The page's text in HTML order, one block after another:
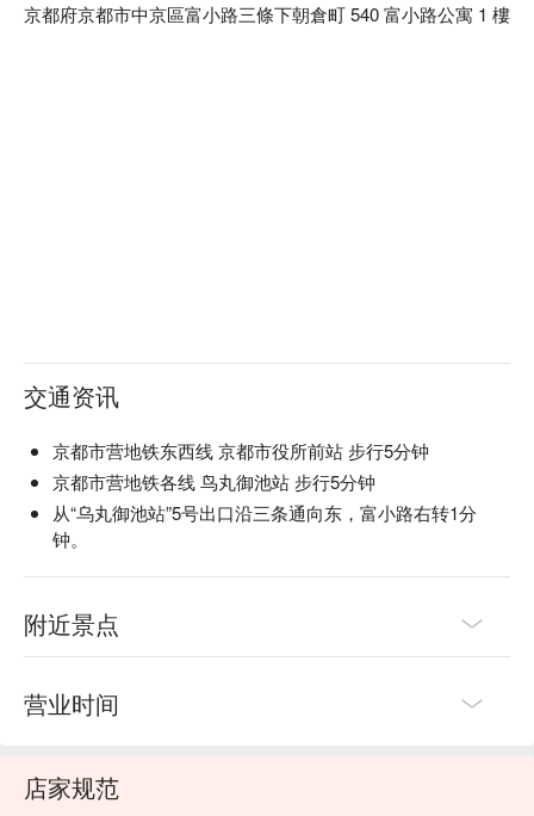
京都府京都市中京區富小路三條下朝倉町 540 富小路公寓 1 樓
交通资讯
京都市营地铁东西线 京都市役所前站 步行5分钟
京都市营地铁各线 鸟丸御池站 步行5分钟
从“乌丸御池站”5号出口沿三条通向东，富小路右转1分
钟。
附近景点
营业时间
店家规范